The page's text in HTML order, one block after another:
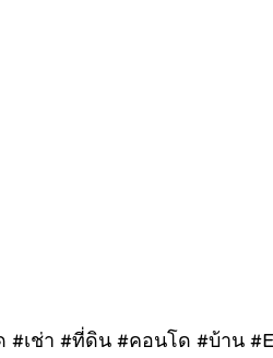
เช่า #ที่ดิน #คอนโด #บ้าน